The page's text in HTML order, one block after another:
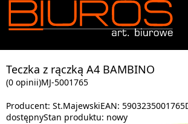
Teczka z rączką A4 BAMBINO
(0 opinii)MJ-5001765
Producent: St.MajewskiEAN: 5903235001765
dostępnyStan produktu: nowy